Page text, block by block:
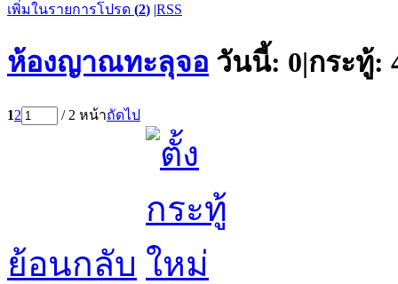
เพิ่มในรายการโปรด (2) |RSS
ห้องญาณทะลุจอ วันนี้: 0|กระทู้:
12 / 2 หน้าถัดไป
ย้อนกลับ